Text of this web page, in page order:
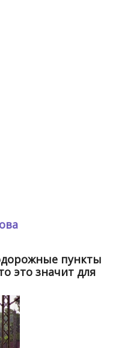
пункты
это значит для